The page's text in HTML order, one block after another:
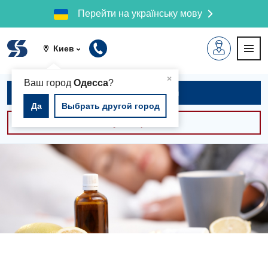
Перейти на українську мову
Киев
×
Ваш город Одесса?
Да Выбрать другой город
Записаться на приём